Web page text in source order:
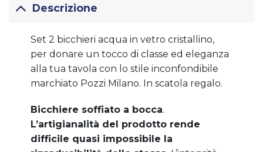
Descrizione
Set 2 bicchieri acqua in vetro cristallino,
per donare un tocco di classe ed eleganza
alla tua tavola con lo stile inconfondibile
marchiato Pozzi Milano. In scatola regalo.
Bicchiere soffiato a bocca.
L’artigianalità del prodotto rende
difficile quasi impossibile la